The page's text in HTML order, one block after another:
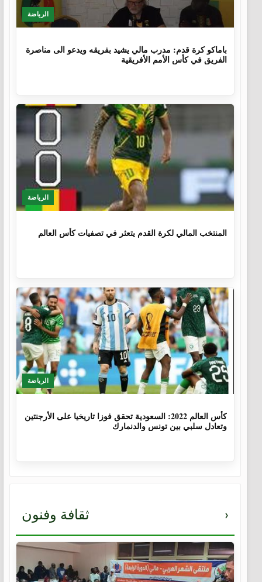
الرياضة
باماكو كرة قدم: مدرب مالي يشيد بفريقه ويدعو الى مناصرة
الفريق في كأس الأمم الأفريقية
الرياضة
المنتخب المالي لكرة القدم يتعثر في تصفيات كأس العالم
الرياضة
كأس العالم 2022: السعودية تحقق فوزا تاريخيا على الأرجنتين
وتعادل سلبي بين تونس والدنمارك
ثقافة وفنون ›